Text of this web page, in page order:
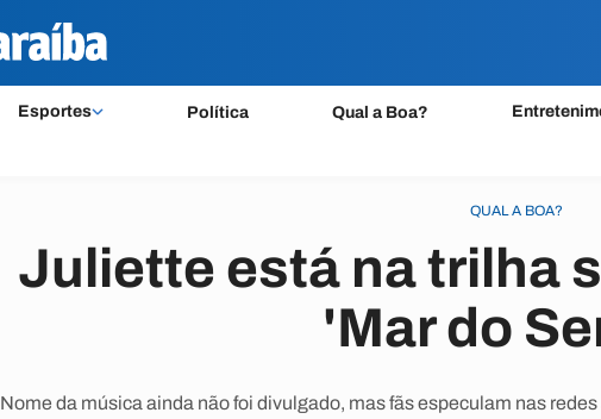
Esportes Política Qual a Boa?
QUAL A BOA?
Juliette está na trilha
'Mar do
Nome da música ainda não foi divulgado, mas fãs especulam nas